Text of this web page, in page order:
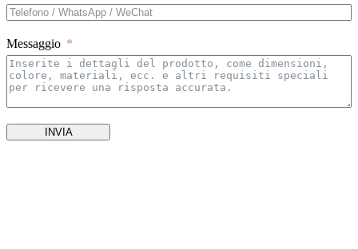
Messaggio
INVIA